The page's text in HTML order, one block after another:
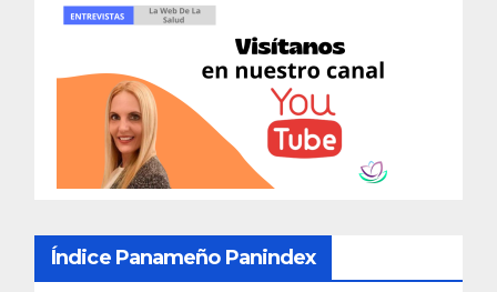
Índice Panameño Panindex